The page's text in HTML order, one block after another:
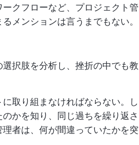
クフローなど、プロジェクト管
メンションは言うまでもない。
択肢を分析し、挫折の中でも教
取り組まなければならない。し
かを知り、同じ過ちを繰り返さ
者は、何が間違っていたかを突